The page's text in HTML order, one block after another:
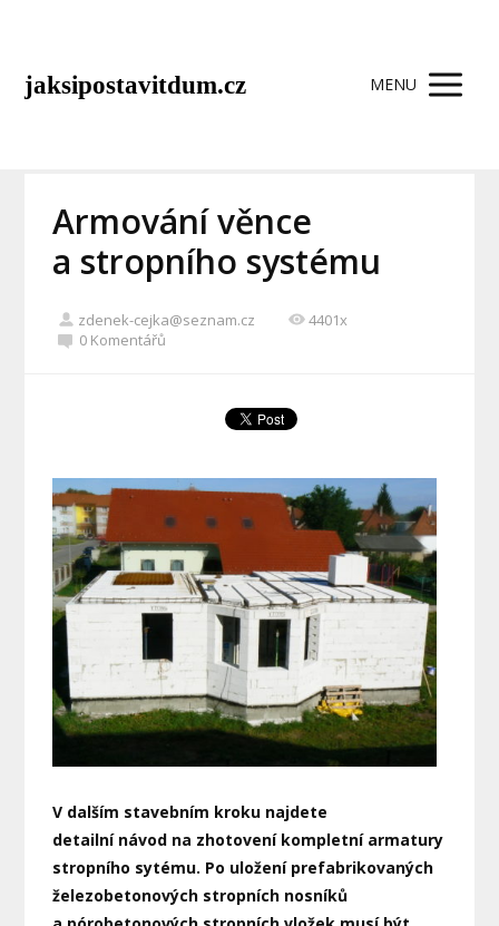
jaksipostavitdum.cz MENU
Armování věnce
a stropního systému
zdenek-cejka@seznam.cz
4401x
0 Komentářů
V dalším stavebním kroku najdete
detailní návod na zhotovení kompletní armatury
stropního sytému. Po uložení prefabrikovaných
železobetonových stropních nosníků